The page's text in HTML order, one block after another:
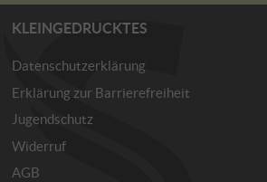
KLEINGEDRUCKTES
Datenschutzerklärung
Erklärung zur Barrierefreiheit
Jugendschutz
Widerruf
AGB